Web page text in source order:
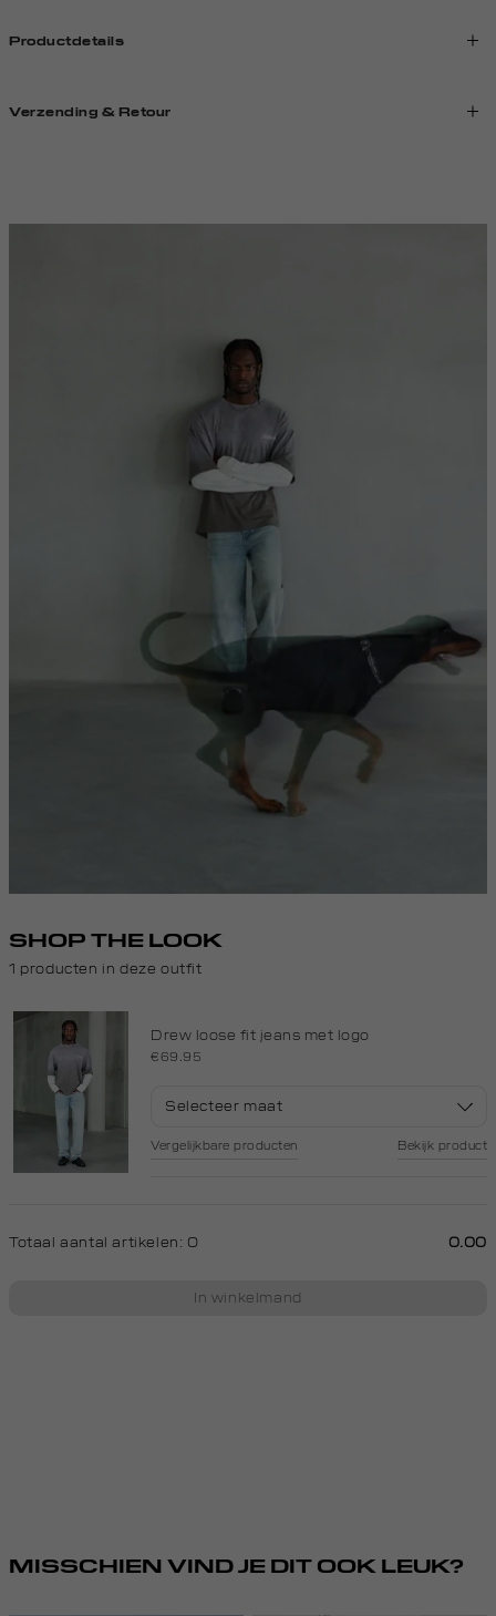
Productdetails
Verzending & Retour
SHOP THE LOOK
1 producten in deze outfit
Drew loose fit jeans met logo
€69.95
Selecteer maat
Vergelijkbare producten Bekijk product
Totaal aantal artikelen: 0 0.00
In winkelmand
MISSCHIEN VIND JE DIT OOK LEUK?